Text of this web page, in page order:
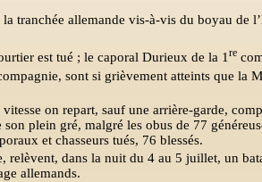
tranchée allemande vis-à-vis du boyau de
est tué ; le caporal Durieux de la 1re
sont si grièvement atteints que la
on repart, sauf une arrière-garde,
plein gré, malgré les obus de 77
et chasseurs tués, 76 blessés.
relèvent, dans la nuit du 4 au 5 juillet, un
allemands.